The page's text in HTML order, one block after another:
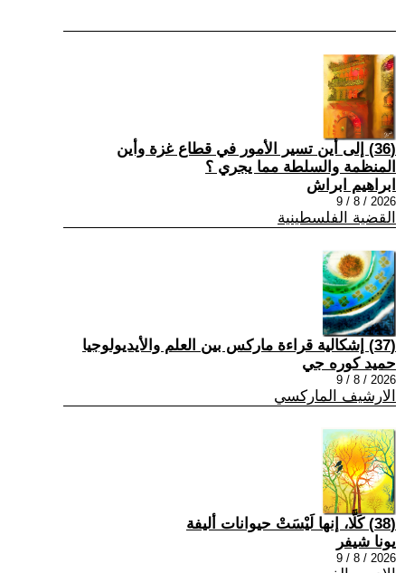
(36) إلى أين تسير الأمور في قطاع غزة وأين
المنظمة والسلطة مما يجري ؟
ابراهيم ابراش
2026 / 8 / 9
القضية الفلسطينية
(37) إشكالية قراءة ماركس بين العلم والأيديولوجيا
حميد كوره جي
2026 / 8 / 9
الارشيف الماركسي
(38) كَلَّا، إنها لَيْسَتْ حيوانات أليفة
يونا شيفر
2026 / 8 / 9